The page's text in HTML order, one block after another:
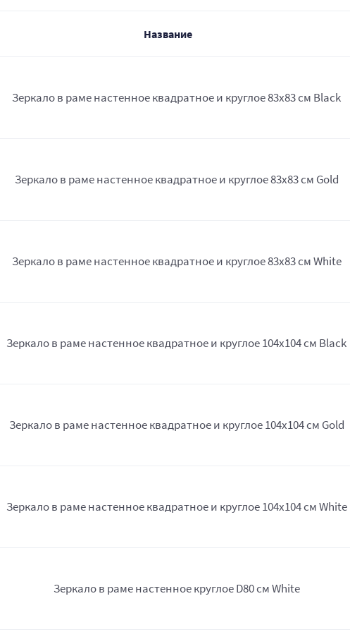
Название
Зеркало в раме настенное квадратное и круглое 83х83 см Black
Зеркало в раме настенное квадратное и круглое 83х83 см Gold
Зеркало в раме настенное квадратное и круглое 83х83 см White
Зеркало в раме настенное квадратное и круглое 104х104 см Black
Зеркало в раме настенное квадратное и круглое 104х104 см Gold
Зеркало в раме настенное квадратное и круглое 104х104 см White
Зеркало в раме настенное круглое D80 см White